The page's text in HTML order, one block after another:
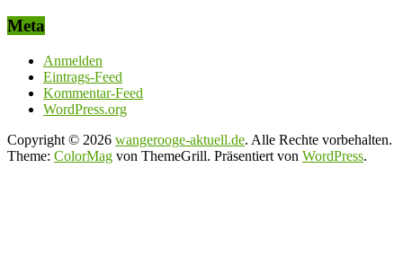
Meta
Anmelden
Eintrags-Feed
Kommentar-Feed
WordPress.org
Copyright © 2026 wangerooge-aktuell.de. Alle Rechte vorbehalten.
Theme: ColorMag von ThemeGrill. Präsentiert von WordPress.